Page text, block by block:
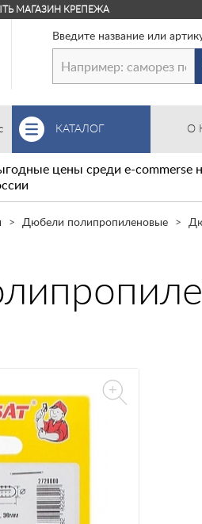
МАГАЗИН КРЕПЕЖА
Введите название или
КАТАЛОГ О
цены среди e-commerse
Дюбели полипропиленовые